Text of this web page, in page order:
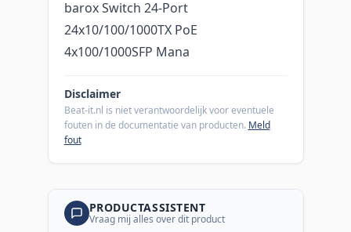
barox Switch 24-Port
24x10/100/1000TX PoE
4x100/1000SFP Mana
Disclaimer
Beat-it.nl is niet verantwoordelijk voor eventuele
fouten in de documentatie van producten. Meld
fout
PRODUCTASSISTENT
Vraag mij alles over dit product